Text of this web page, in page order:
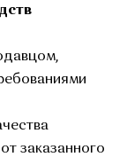
заказанного